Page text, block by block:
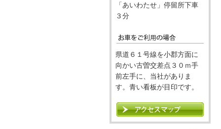
「あいわたせ」停留所下車
３分
県道６１号線を小郡方面に
向かい古曽交差点３０ｍ手
前左手に、当社がありま
す。青い看板が目印です。